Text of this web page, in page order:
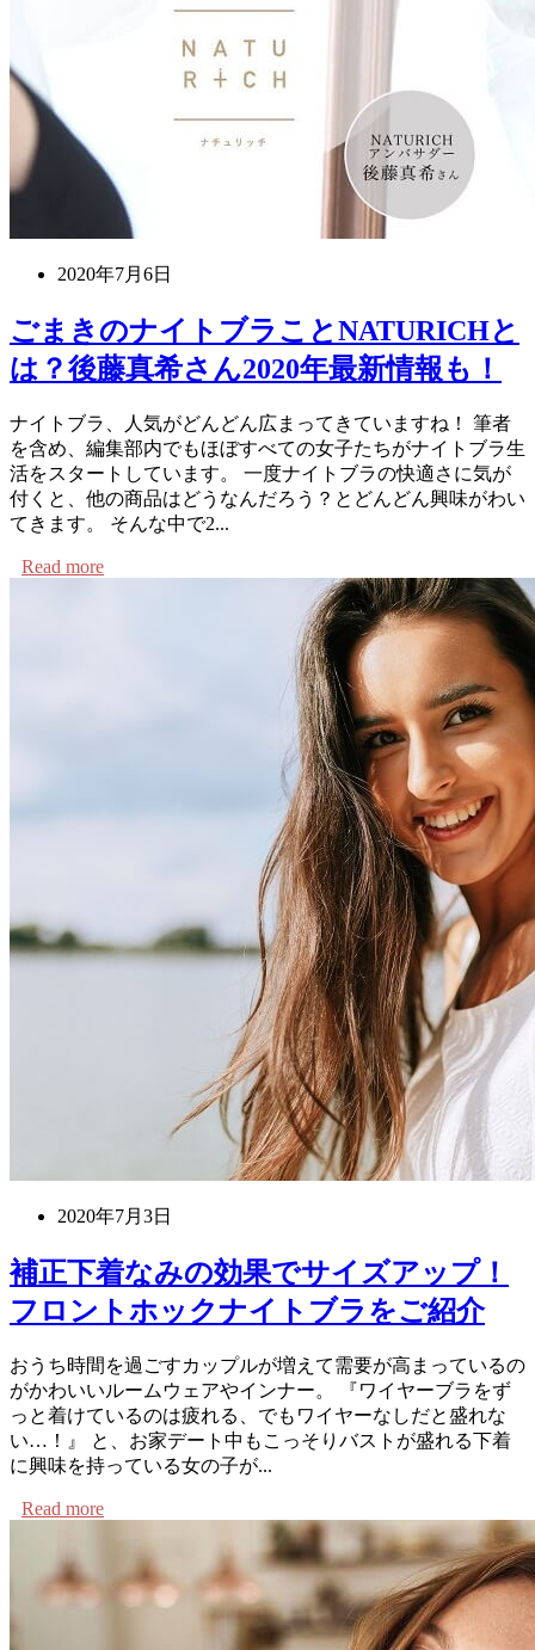
2020年7月6日
ごまきのナイトブラことNATURICHと
は？後藤真希さん2020年最新情報も！
ナイトブラ、人気がどんどん広まってきていますね！ 筆者
を含め、編集部内でもほぼすべての女子たちがナイトブラ生
活をスタートしています。 一度ナイトブラの快適さに気が
付くと、他の商品はどうなんだろう？とどんどん興味がわい
てきます。 そんな中で2...
Read more
2020年7月3日
補正下着なみの効果でサイズアップ！
フロントホックナイトブラをご紹介
おうち時間を過ごすカップルが増えて需要が高まっているの
がかわいいルームウェアやインナー。 『ワイヤーブラをず
っと着けているのは疲れる、でもワイヤーなしだと盛れな
い…！』 と、お家デート中もこっそりバストが盛れる下着
に興味を持っている女の子が...
Read more